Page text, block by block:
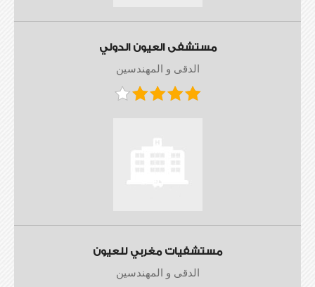
مستشفى العيون الدولي
الدقى و المهندسين
مستشفيات مغربي للعيون
الدقى و المهندسين